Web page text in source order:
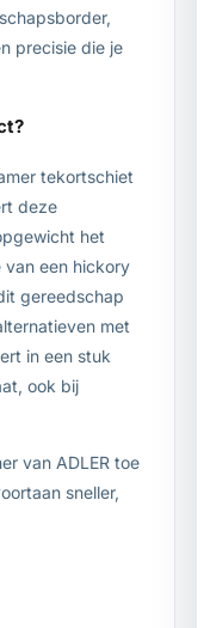
precisie die je
tekortschiet
deze
het
een hickory
gereedschap
met
in een stuk
ook bij
van ADLER toe
sneller,